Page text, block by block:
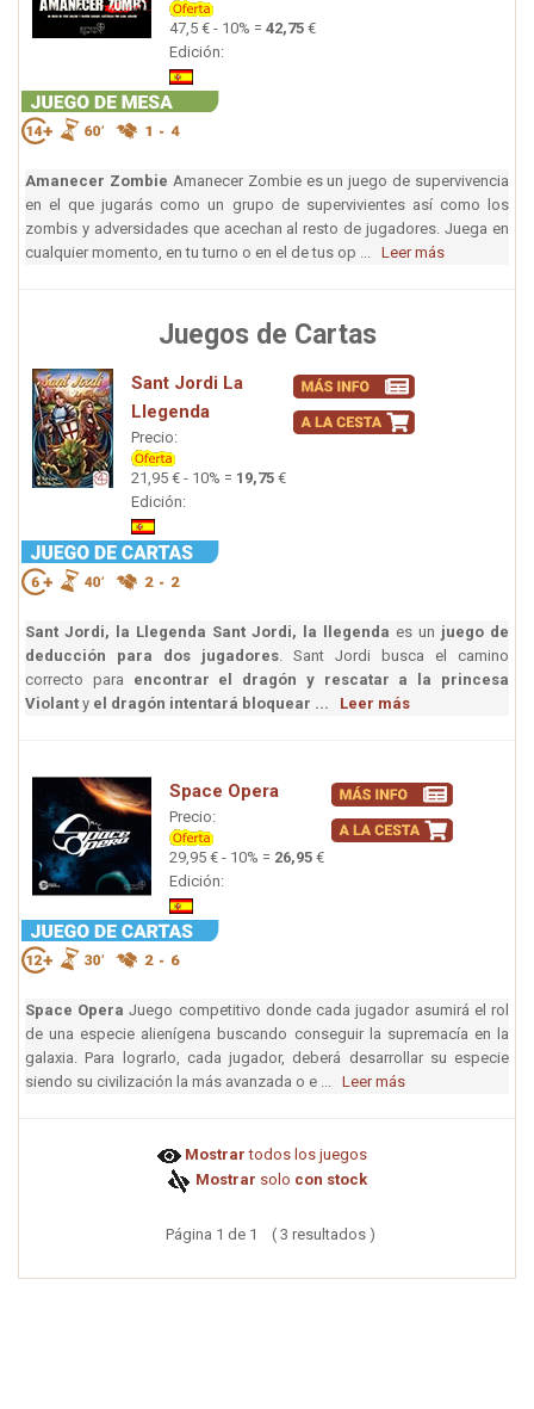
47,5 € - 10% = 42,75 €
Edición:
Amanecer Zombie Amanecer Zombie es un juego de supervivencia
en el que jugarás como un grupo de supervivientes así como los
zombis y adversidades que acechan al resto de jugadores. Juega en
cualquier momento, en tu turno o en el de tus op ... Leer más
Juegos de Cartas
Sant Jordi La
Llegenda
Precio:
21,95 € - 10% = 19,75 €
Edición:
Sant Jordi, la Llegenda Sant Jordi, la llegenda es un juego de
deducción para dos jugadores . Sant Jordi busca el camino
correcto para encontrar el dragón y rescatar a la princesa
Violant y el dragón intentará bloquear ... Leer más
Space Opera
Precio:
29,95 € - 10% = 26,95 €
Edición:
Space OperaJuego competitivo donde cada jugador asumirá el rol
de una especie alienígena buscando conseguir la supremacía en la
galaxia. Para lograrlo, cada jugador, deberá desarrollar su especie
siendo su civilización la más avanzada o e ... Leer más
Mostrar todos los juegos
Mostrar solo con stock
Página 1 de 1 ( 3 resultados )